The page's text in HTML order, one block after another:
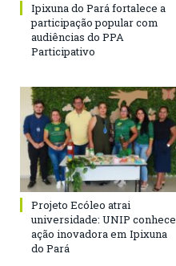
Ipixuna do Pará fortalece a
participação popular com
audiências do PPA
Participativo
Projeto Ecóleo atrai
universidade: UNIP conhece
ação inovadora em Ipixuna
do Pará